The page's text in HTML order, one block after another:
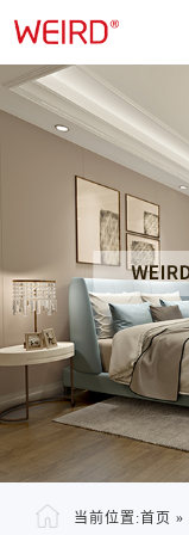
当前位置:首页 »